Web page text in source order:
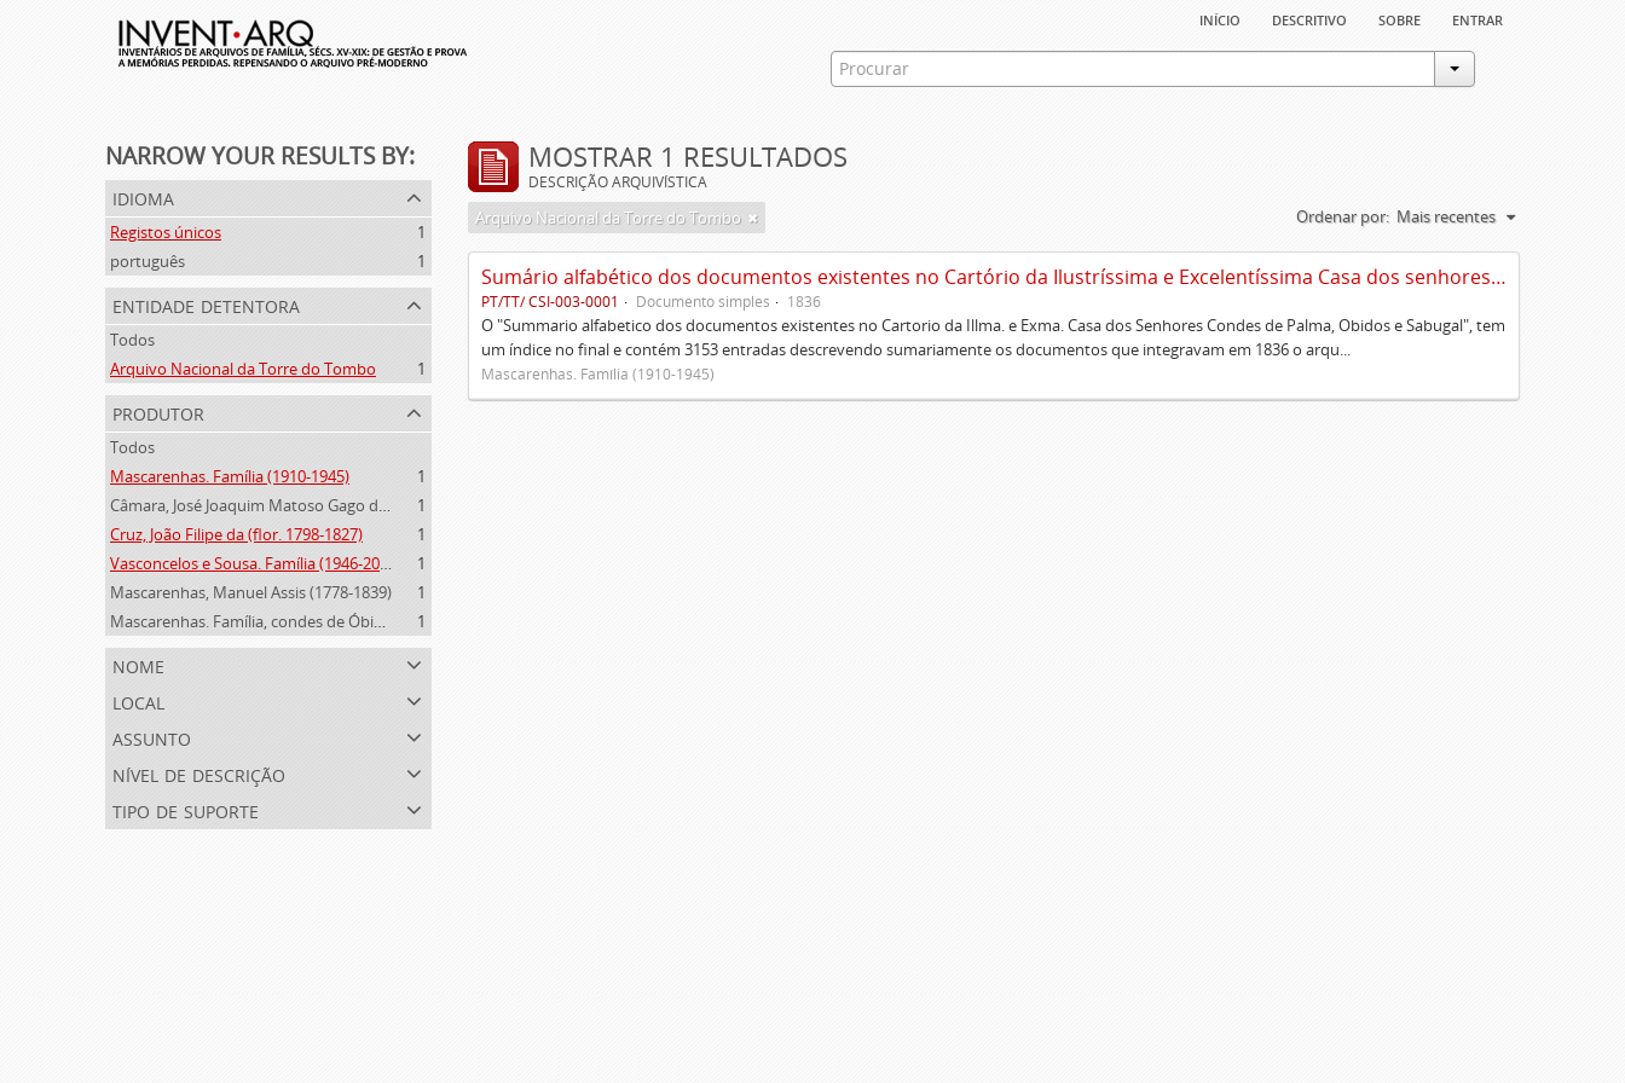
início descritivo sobre entrar
NARROW YOUR RESULTS BY:
idioma
Registos únicos
1
português
1
entidade detentora
Todos
Arquivo Nacional da Torre do Tombo
1
produtor
Todos
Mascarenhas. Família (1910-1945)
1
Câmara, José Joaquim Matoso Gago da (1775-1864)
1
Cruz, João Filipe da (flor. 1798-1827)
1
Vasconcelos e Sousa. Família (1946-2006)
1
Mascarenhas, Manuel Assis (1778-1839)
1
Mascarenhas. Família, condes de Óbidos, Palma e Sabugal (1669-1910)
1
nome
local
assunto
nível de descrição
tipo de suporte
MOSTRAR 1 RESULTADOS
DESCRIÇÃO ARQUIVÍSTICA
Arquivo Nacional da Torre do Tombo Ordenar por: Mais recentes
Sumário alfabético dos documentos existentes no Cartório da Ilustríssima e Excelentíssima Casa dos senhores condes de Palma, Óbidos e Sabugal
PT/TT/ CSI-003-0001 Documento simples 1836
O "Summario alfabetico dos documentos existentes no Cartorio da Illma. e Exma. Casa dos Senhores Condes de Palma, Obidos e Sabugal", tem
um índice no final e contém 3153 entradas descrevendo sumariamente os documentos que integravam em 1836 o arqu...
Mascarenhas. Família (1910-1945)